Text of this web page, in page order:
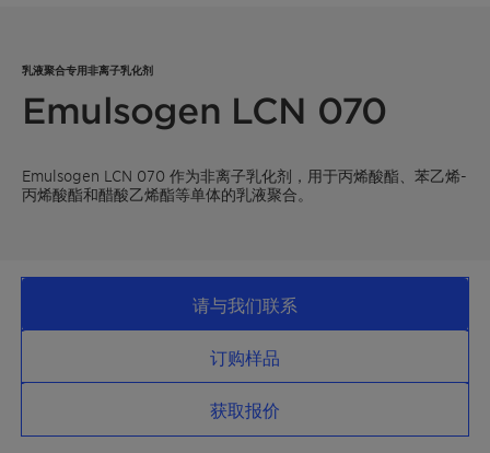
乳液聚合专用非离子乳化剂
Emulsogen LCN 070
Emulsogen LCN 070 作为非离子乳化剂，用于丙烯酸酯、苯乙烯-
丙烯酸酯和醋酸乙烯酯等单体的乳液聚合。
请与我们联系
订购样品
获取报价